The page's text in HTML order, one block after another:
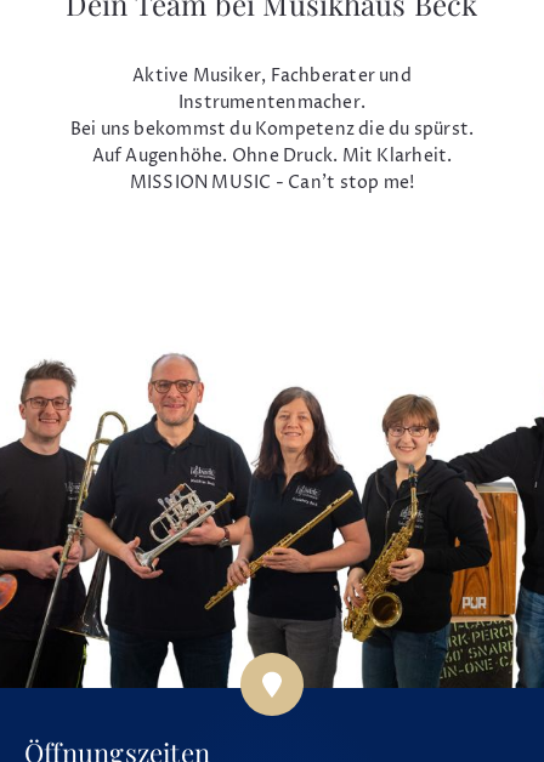
Aktive Musiker, Fachberater und
Instrumentenmacher.
Bei uns bekommst du Kompetenz die du spürst.
Auf Augenhöhe. Ohne Druck. Mit Klarheit.
MISSION MUSIC - Can't stop me!
Öffnungszeiten